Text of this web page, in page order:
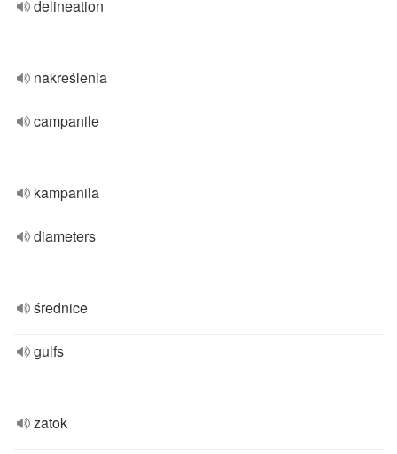
delineation
nakreślenia
campanile
kampanila
diameters
średnice
gulfs
zatok